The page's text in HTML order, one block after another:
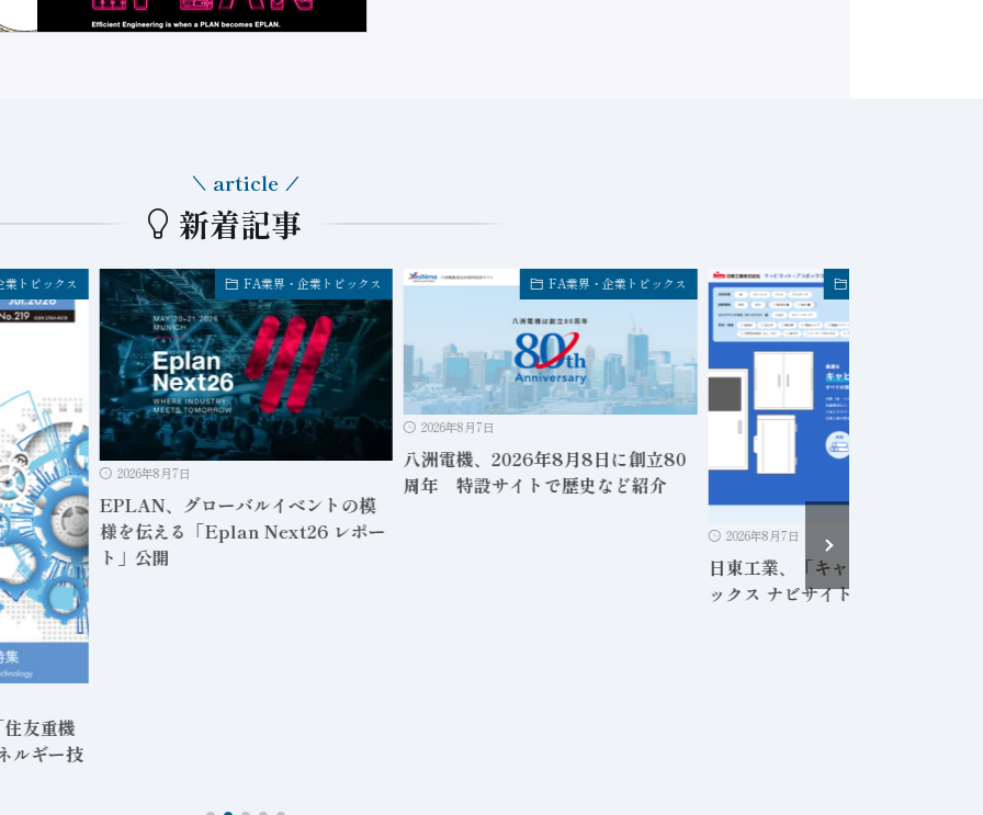
新着記事
article
トピックス
友重機
ルギー技
FA業界・企業トピックス
2026年8月7日
EPLAN、グローバルイベントの模
様を伝える「Eplan Next26 レポー
ト」公開
FA業界・企業トピックス
2026年8月7日
八洲電機、2026年8月8日に創立80
周年 特設サイトで歴史など紹介
2026年8月7日
日東工業、「キャビネット・プラ
ックス ナビサイト」を公開